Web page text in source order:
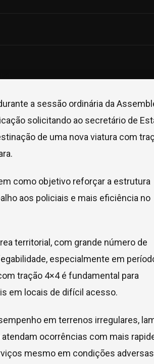
a sessão ordinária da
solicitando ao secretário de
de uma nova viatura com
como objetivo reforçar a estrutura
aos policiais e mais eficiência no
territorial, com grande número de
especialmente em
tração 4×4 é fundamental para
em locais de difícil acesso.
em terrenos irregulares,
ocorrências com mais
mesmo em condições